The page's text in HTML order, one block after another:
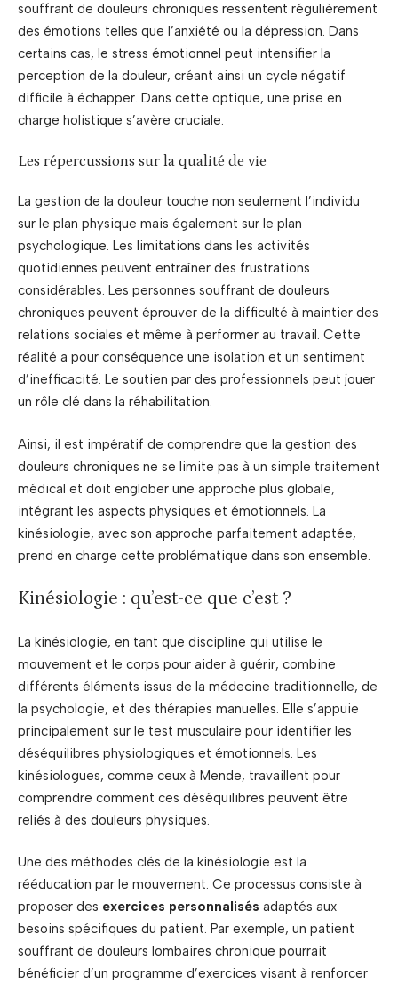
souffrant de douleurs chroniques ressentent régulièrement
des émotions telles que l’anxiété ou la dépression. Dans
certains cas, le stress émotionnel peut intensifier la
perception de la douleur, créant ainsi un cycle négatif
difficile à échapper. Dans cette optique, une prise en
charge holistique s’avère cruciale.
Les répercussions sur la qualité de vie
La gestion de la douleur touche non seulement l’individu
sur le plan physique mais également sur le plan
psychologique. Les limitations dans les activités
quotidiennes peuvent entraîner des frustrations
considérables. Les personnes souffrant de douleurs
chroniques peuvent éprouver de la difficulté à maintier des
relations sociales et même à performer au travail. Cette
réalité a pour conséquence une isolation et un sentiment
d’inefficacité. Le soutien par des professionnels peut jouer
un rôle clé dans la réhabilitation.
Ainsi, il est impératif de comprendre que la gestion des
douleurs chroniques ne se limite pas à un simple traitement
médical et doit englober une approche plus globale,
intégrant les aspects physiques et émotionnels. La
kinésiologie, avec son approche parfaitement adaptée,
prend en charge cette problématique dans son ensemble.
Kinésiologie : qu’est-ce que c’est ?
La kinésiologie, en tant que discipline qui utilise le
mouvement et le corps pour aider à guérir, combine
différents éléments issus de la médecine traditionnelle, de
la psychologie, et des thérapies manuelles. Elle s’appuie
principalement sur le test musculaire pour identifier les
déséquilibres physiologiques et émotionnels. Les
kinésiologues, comme ceux à Mende, travaillent pour
comprendre comment ces déséquilibres peuvent être
reliés à des douleurs physiques.
Une des méthodes clés de la kinésiologie est la
rééducation par le mouvement. Ce processus consiste à
proposer des exercices personnalisés adaptés aux
besoins spécifiques du patient. Par exemple, un patient
souffrant de douleurs lombaires chronique pourrait
bénéficier d’un programme d’exercices visant à renforcer